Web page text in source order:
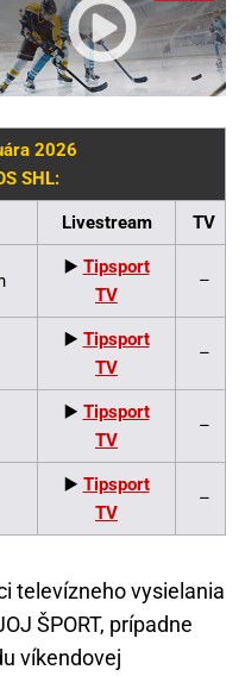
2026
SHL:
Livestream TV
▶️ Tipsport
TV
–
▶️ Tipsport
TV
–
▶️ Tipsport
TV
–
▶️ Tipsport
TV
–
televízneho vysielania
ŠPORT, prípadne
víkendovej